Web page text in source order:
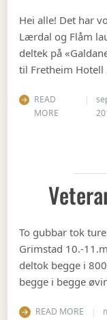
Hei alle! Det har
Lærdal og Flåm
deltek på
til Fretheim Hotell
READ
MORE
To gubbar tok
Grimstad 10.-
deltok begge i
begge i begge
READ MORE